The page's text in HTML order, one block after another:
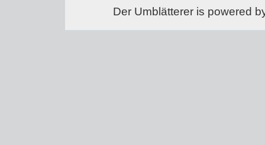
Der Umblätterer is powered